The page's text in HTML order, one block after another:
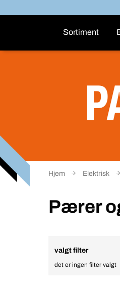
Sortiment
Hjem Elektrisk
Pærer
valgt filter
det er ingen filter valgt